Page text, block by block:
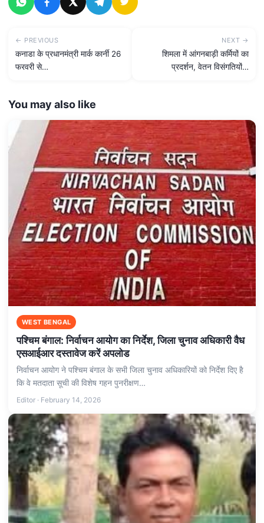
← PREVIOUS
कनाडा के प्रधानमंत्री मार्क कार्नी 26
फरवरी से…
NEXT →
शिमला में आंगनबाड़ी कर्मियों का
प्रदर्शन, वेतन विसंगतियों…
You may also like
WEST BENGAL
पश्चिम बंगाल: निर्वाचन आयोग का निर्देश, जिला चुनाव अधिकारी वैध
एसआईआर दस्तावेज करें अपलोड
निर्वाचन आयोग ने पश्चिम बंगाल के सभी जिला चुनाव अधिकारियों को निर्देश दिए है
कि वे मतदाता सूची की विशेष गहन पुनरीक्षण…
Editor · February 14, 2026